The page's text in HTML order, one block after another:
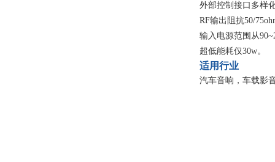
外部控制接口多样
RF输出阻抗50/
输入电源范围从
超低能耗仅30w。
适用行业
汽车音响，车载影